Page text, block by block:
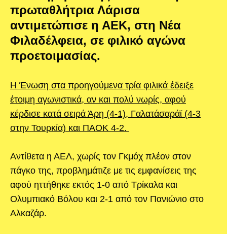
πρωταθλήτρια Λάρισα
αντιμετώπισε η ΑΕΚ, στη Νέα
Φιλαδέλφεια, σε φιλικό αγώνα
προετοιμασίας.
Η Ένωση στα προηγούμενα τρία φιλικά έδειξε
έτοιμη αγωνιστικά, αν και πολύ νωρίς, αφού
κέρδισε κατά σειρά Άρη (4-1), Γαλατάσαράϊ (4-3
στην Τουρκία) και ΠΑΟΚ 4-2.
Αντίθετα η ΑΕΛ, χωρίς τον Γκμόχ πλέον στον
πάγκο της, προβλημάτιζε με τις εμφανίσεις της
αφού ηττήθηκε εκτός 1-0 από Τρίκαλα και
Ολυμπιακό Βόλου και 2-1 από τον Πανιώνιο στο
Αλκαζάρ.